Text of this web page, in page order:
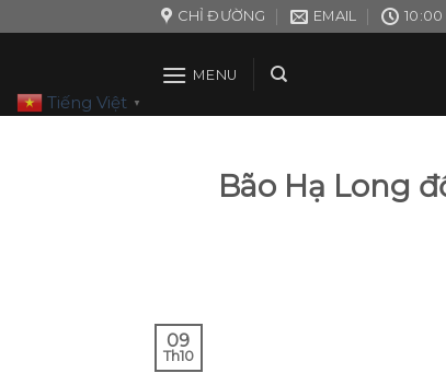
to
CHỈ ĐƯỜNG EMAIL 10:00
MENU
Bão Hạ Long
09
Th10
Tiếng Việt ▼